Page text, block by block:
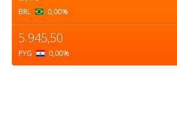
BRL 0,00%
5.945,50
PYG 0,00%